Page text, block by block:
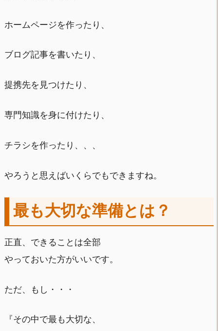
ホームページを作ったり、
ブログ記事を書いたり、
提携先を見つけたり、
専門知識を身に付けたり、
チラシを作ったり、、、
やろうと思えばいくらでもできますね。
最も大切な準備とは？
正直、できることは全部
やっておいた方がいいです。
ただ、もし・・・
『その中で最も大切な、